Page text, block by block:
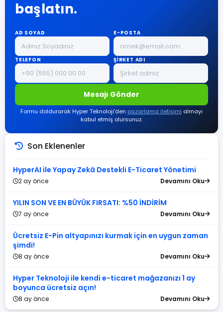
başlatın.
AD SOYAD E-POSTA
TELEFON ŞİRKET ADI
Mesajı Gönder
Formu doldurarak Hyper Teknoloji'den pazarlama iletişimi almayı
kabul etmiş olursunuz.
Son Eklenenler
HyperAI ile Yapay Zekâ Destekli E-Ticaret Yönetimi
2 ay önce Devamını Oku
YILIN SON VE EN BÜYÜK FIRSATI: %50 İNDİRİM
7 ay önce Devamını Oku
Ücretsiz E-Pin altyapınızı kurmak için en uygun zaman
şimdi!
8 ay önce Devamını Oku
Hyper Teknoloji ile kendi e-ticaret mağazanızı 1 ay
boyunca ücretsiz açın!
8 ay önce Devamını Oku